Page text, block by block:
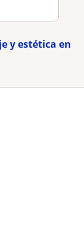
y estética en